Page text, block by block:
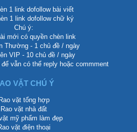
1 link dofollow bài viết
1 link dofollow chữ ký
Chú ý:
mới có quyền chèn link
Thường - 1 chủ đề / ngày
VIP - 10 chủ đề / ngày
vẫn có thể reply hoặc commment
VẶT CHÚ Ý
Rao vặt tổng hợp
Rao vặt nhà đất
mỹ phẩm làm đẹp
vặt điện thoại